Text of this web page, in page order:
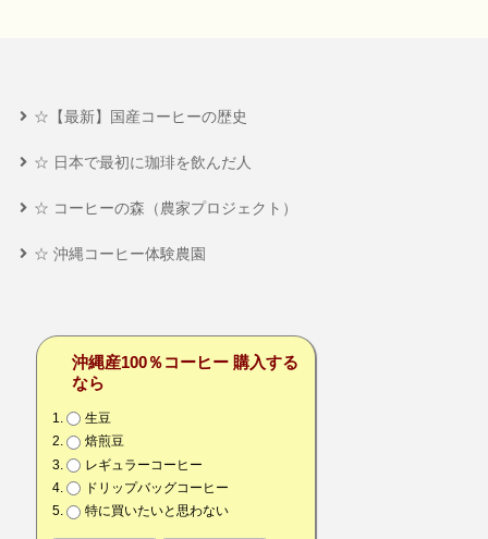
☆【最新】国産コーヒーの歴史
☆ 日本で最初に珈琲を飲んだ人
☆ コーヒーの森（農家プロジェクト）
☆ 沖縄コーヒー体験農園
沖縄産100％コーヒー 購入する
なら
生豆
焙煎豆
レギュラーコーヒー
ドリップバッグコーヒー
特に買いたいと思わない